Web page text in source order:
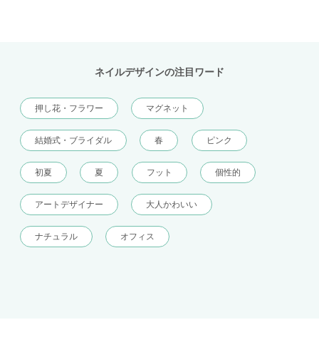
ネイルデザインの注目ワード
押し花・フラワー マグネット
結婚式・ブライダル 春 ピンク
初夏 夏 フット 個性的
アートデザイナー 大人かわいい
ナチュラル オフィス